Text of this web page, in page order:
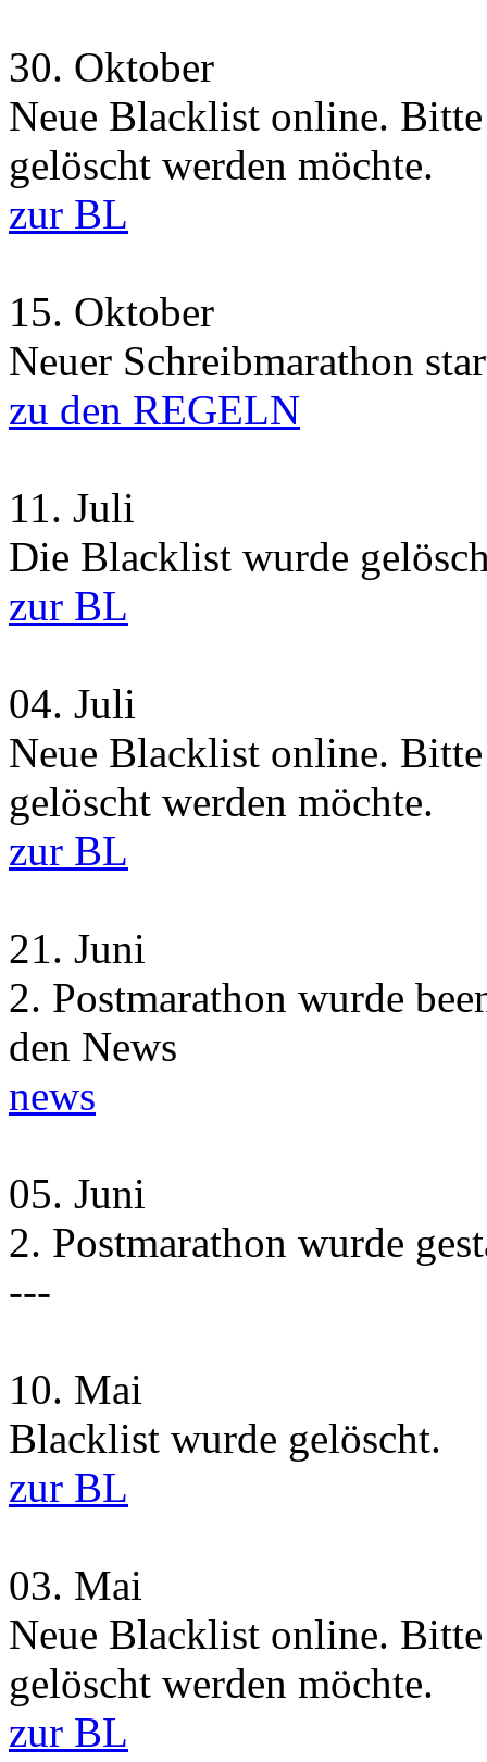
30. Oktober
Neue Blacklist online.
gelöscht werden möchte.
zur BL
15. Oktober
Neuer Schreibmarathon
zu den REGELN
11. Juli
Die Blacklist wurde
zur BL
04. Juli
Neue Blacklist online.
gelöscht werden möchte.
zur BL
21. Juni
2. Postmarathon wurde
den News
news
05. Juni
2. Postmarathon wurde
---
10. Mai
Blacklist wurde gelöscht.
zur BL
03. Mai
Neue Blacklist online.
gelöscht werden möchte.
zur BL